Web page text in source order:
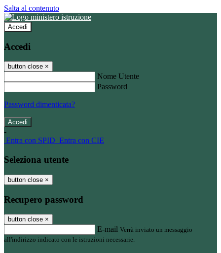
Salta al contenuto
Accedi
Accedi
button close ×
Nome Utente
Password
Password dimenticata?
-
Entra con SPID Entra con CIE
Seleziona utente
button close ×
Recupero password
button close ×
E-mail Verrà inviato un messaggio
all'indirizzo indicato con le istruzioni necessarie.